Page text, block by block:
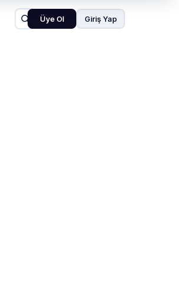
Üye Ol Giriş Yap